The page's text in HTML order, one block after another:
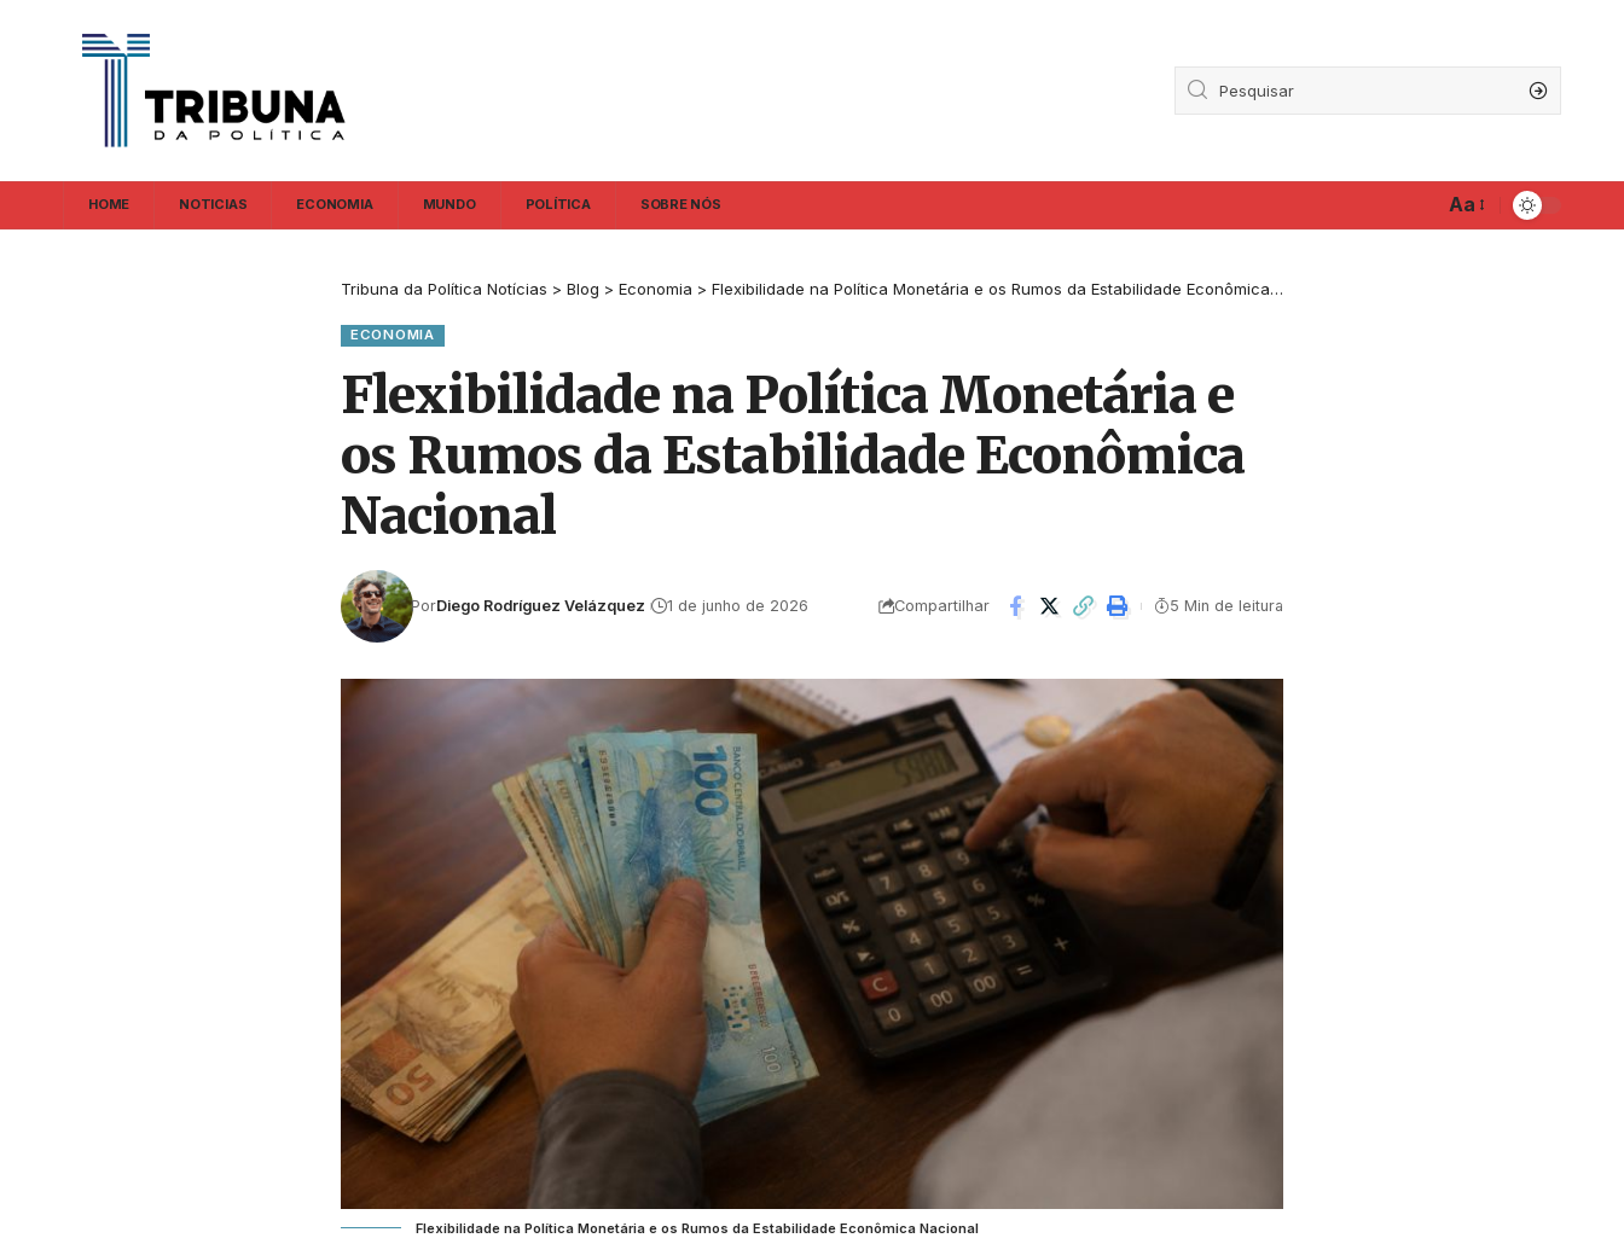
HOME NOTICIAS ECONOMIA MUNDO POLÍTICA SOBRE NÓS Aa
Tribuna da Política Notícias > Blog > Economia > Flexibilidade na Política Monetária e os Rumos da Estabilidade Econômica Nacional
ECONOMIA
Flexibilidade na Política Monetária e
os Rumos da Estabilidade Econômica
Nacional
PorDiego Rodríguez Velázquez 1 de junho de 2026 Compartilhar 5 Min de leitura
Flexibilidade na Política Monetária e os Rumos da Estabilidade Econômica Nacional